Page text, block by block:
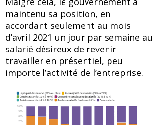
maintenu sa position, en
accordant seulement au mois
d’avril 2021 un jour par semaine au
salarié désireux de revenir
travailler en présentiel, peu
importe l’activité de l’entreprise.